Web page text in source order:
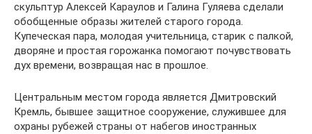
скульптур Алексей Караулов и Галина Гуляева сделали
обобщенные образы жителей старого города.
Купеческая пара, молодая учительница, старик с палкой,
дворяне и простая горожанка помогают почувствовать
дух времени, возвращая нас в прошлое.
Центральным местом города является Дмитровский
Кремль, бывшее защитное сооружение, служившее для
охраны рубежей страны от набегов иностранных